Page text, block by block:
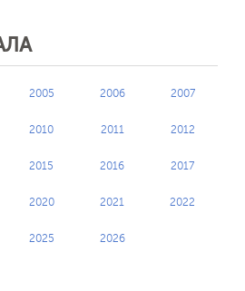
2005 2006 2007
2010 2011 2012
2015 2016 2017
2020 2021 2022
2025 2026